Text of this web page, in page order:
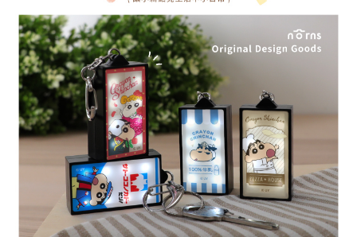
1.本服務係由「台灣大哥大股份有限公司」（以下簡稱本公司）所提供，讓
用戶於交易時，得透過本服務購買商品或服務，並由商店將買賣／分期付款
買賣價金債權讓與本公司後，依約使用本公司帳單繳交帳款。
2.基於同意付款使用「大哥付你分期」之契約關係目的，商店將以您的個人
資料（包含姓名、電話或地址）提供予台灣大哥大進項蒐集、處理及利用，
由本公司與您本人進行分期帳單所需資料之確認、核對及更正。
3.完整用戶服務條款，請詳閱以下連結：https://oppay.tw/userRule
ATM／網路銀行／等多元方式進行付款，方視為交易完成。
※ 請注意：結帳手續完成當下不需立刻繳費，但若您需要取消訂單，請聯絡
購買商品的店家。未經商家同意取消之訂單仍視為有效，需透過AFTEE先享
後付繳納相關費用。
※ 交易是否成功請以「AFTEE先享後付 」之結帳頁面顯示為準，若有關於
是否繳費成功／繳費後需取消欲退款等相關疑問，請聯繫「AFTEE先享後付
客戶支援中心」
https://netprotections.freshdesk.com/support/home
【注意事項】
１．透過由恩沛科技股份有限公司提供之「AFTEE先享後付」服務完成之交
易，需依本服務之必要範圍內提供個人資料，並將交易相關給付款項請求債
權轉讓予恩沛科技股份有限公司。
２．關於個人資料處理事宜，請瀏覽以下網址：
https://aftee.tw/terms/#terms3
３．未成年的使用者請事先徵得法定代理人或監護人之同意方可使用
「AFTEE先享後付」，若未經同意申辦者引起之損失，本公司不負相關責
宅配
每筆NT$100，滿NT$1,000(含以上)免運費
京站台北店客服中心(1F星巴克旁) 即日起不提供京站紙袋，取件時
請自備購物袋，若需購買紙袋可現場詢問
免運費